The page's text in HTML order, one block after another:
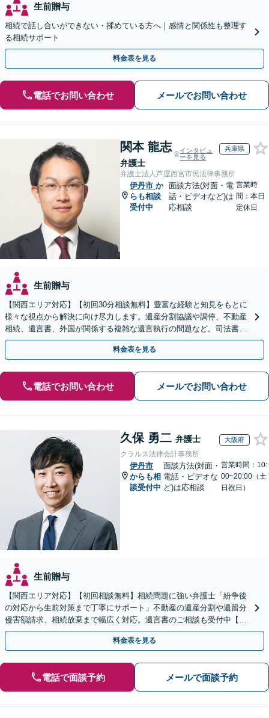
生前贈与
相続で話し合いができない・揉めている方へ｜感情と関係性も整理す
る相続サポート
料金表を見る
電話でお問い合わせ メールでお問い合わせ
関本 龍志
弁護士
インタビュ
ーを見る
兵庫県
弁護士法人芦屋西宮市民法律事務所
伊丹市 か
らも相談
受付中
面談方法(対面・電
話・ビデオなど)は
応相談
営業時
間：本日
定休日
生前贈与
【関西エリア対応】【初回30分相談無料】豊富な経験と知見をもとに
様々な視点から解決に向け尽力します。遺産分割協議や調停、不動産
相続、遺言書、外国が関係する複雑な遺言執行の問題など。司法書士
や税理士とも連携し、円滑な解決を【オンライン面談可】
料金表を見る
電話でお問い合わせ メールでお問い合わせ
久保 勇二 弁護士 大阪府
クラルス法律会計事務所
伊丹市
からも相
談受付中
面談方法(対面・
電話・ビデオな
ど)は応相談
営業時間：10:
00~20:00（土
日祝日）
生前贈与
【関西エリア対応】【初回相談無料】相続問題に強い弁護士「紛争後
の対応から生前対策まで丁寧にサポート」不動産の遺産分割や遺留分
侵害額請求、相続放棄まで幅広く対応。遺言書のご相談も受付中【夜
間・休日面談可】【WEB面談】【完全個室】
料金表を見る
電話で面談予約 メールで面談予約